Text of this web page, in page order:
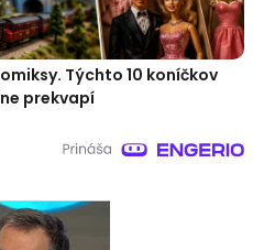
Týchto 10 koníčkov
prekvapí